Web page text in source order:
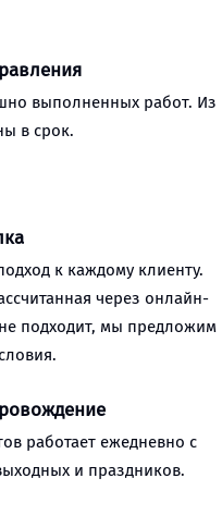
выполненных работ. Из
в срок.
к каждому клиенту.
через онлайн-
подходит, мы предложим
работает ежедневно с
и праздников.